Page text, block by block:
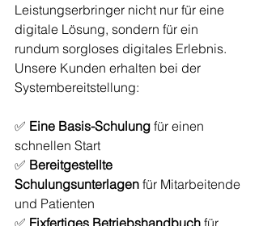
Leistungserbringer nicht nur für eine
digitale Lösung, sondern für ein
rundum sorgloses digitales Erlebnis.
Unsere Kunden erhalten bei der
Systembereitstellung:
✅ Eine Basis-Schulung für einen
schnellen Start
✅ Bereitgestellte
Schulungsunterlagen für Mitarbeitende
und Patienten
✅ Fixfertiges Betriebshandbuch für